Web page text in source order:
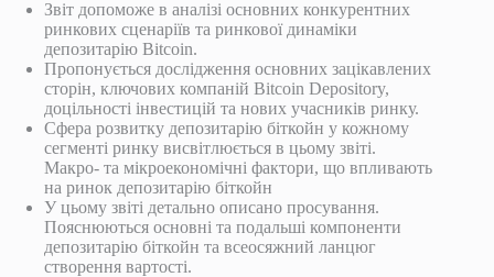
Звіт допоможе в аналізі основних конкурентних
ринкових сценаріїв та ринкової динаміки
депозитарію Bitcoin.
Пропонується дослідження основних зацікавлених
сторін, ключових компаній Bitcoin Depository,
доцільності інвестицій та нових учасників ринку.
Сфера розвитку депозитарію біткойн у кожному
сегменті ринку висвітлюється в цьому звіті.
Макро- та мікроекономічні фактори, що впливають
на ринок депозитарію біткойн
У цьому звіті детально описано просування.
Пояснюються основні та подальші компоненти
депозитарію біткойн та всеосяжний ланцюг
створення вартості.